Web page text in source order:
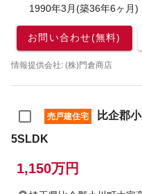
1990年3月(築36年6ヶ月)
お問い合わせ(無料)
情報提供会社: (株)門倉商店
売戸建住宅
比企郡
5SLDK
1,150万円